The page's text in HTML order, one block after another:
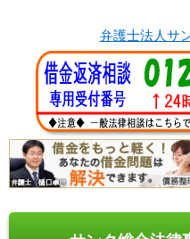
弁護士法人サ